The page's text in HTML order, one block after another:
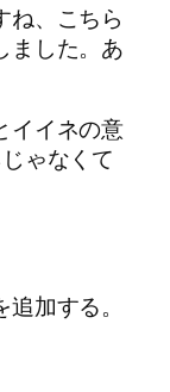
ね、こちら
ました。あ
イイネの意
ゃなくて
加する。